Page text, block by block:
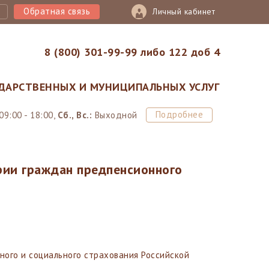
Личный кабинет
8 (800) 301-99-99 либо 122 доб 4
Обратная связь
И МУНИЦИПАЛЬНЫХ УСЛУГ
- 18:00, Сб., Вс.: Выходной Подробнее
граждан предпенсионного
и социального страхования Российской